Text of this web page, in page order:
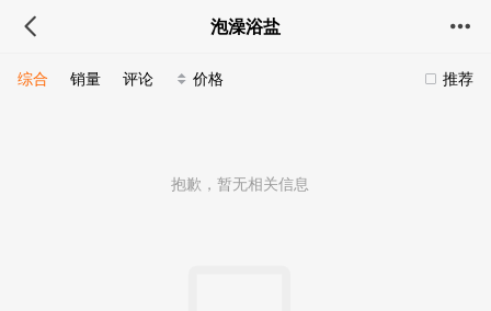
泡澡浴盐
推荐
综合 销量 评论 价格
抱歉，暂无相关信息